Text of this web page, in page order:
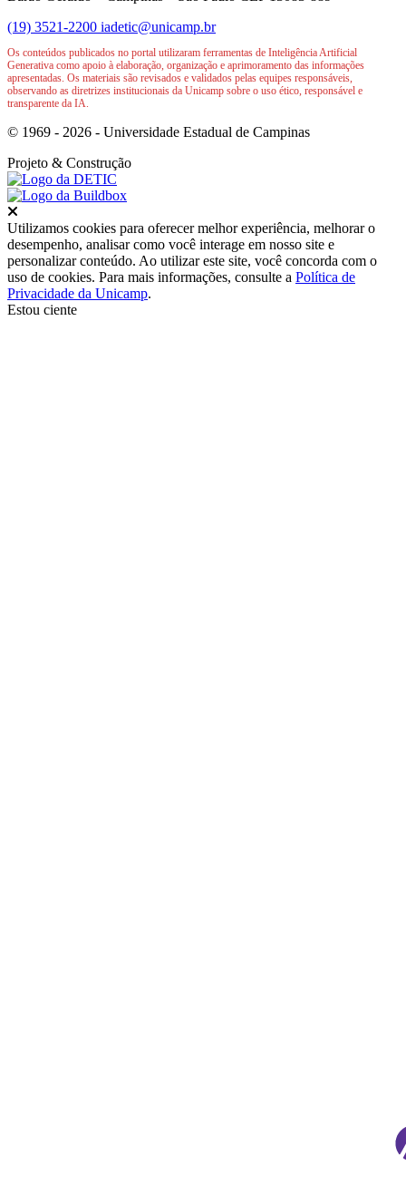
(19) 3521-2200 iadetic@unicamp.br
Os conteúdos publicados no portal utilizaram ferramentas de Inteligência Artificial
Generativa como apoio à elaboração, organização e aprimoramento das informações
apresentadas. Os materiais são revisados e validados pelas equipes responsáveis,
observando as diretrizes institucionais da Unicamp sobre o uso ético, responsável e
transparente da IA.
© 1969 - 2026 - Universidade Estadual de Campinas
Projeto & Construção
Utilizamos cookies para oferecer melhor experiência, melhorar o
desempenho, analisar como você interage em nosso site e
personalizar conteúdo. Ao utilizar este site, você concorda com o
uso de cookies. Para mais informações, consulte a Política de
Privacidade da Unicamp.
Estou ciente